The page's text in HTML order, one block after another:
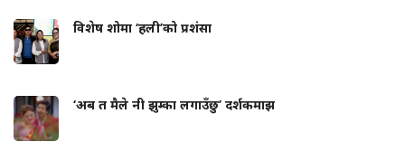
विशेष शोमा ‘हली’को प्रशंसा
‘अब त मैले नी झुम्का लगाउँछु’ दर्शकमाझ